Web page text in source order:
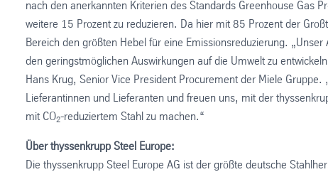
nach den anerkannten Kriterien des Standards Greenhouse Gas
weitere 15 Prozent zu reduzieren. Da hier mit 85 Prozent der
Bereich den größten Hebel für eine Emissionsreduzierung.
den geringstmöglichen Auswirkungen auf die Umwelt zu
Hans Krug, Senior Vice President Procurement der Miele
Lieferantinnen und Lieferanten und freuen uns, mit der
mit CO2-reduziertem Stahl zu machen.“
Über thyssenkrupp Steel Europe:
Die thyssenkrupp Steel Europe AG ist der größte deutsche